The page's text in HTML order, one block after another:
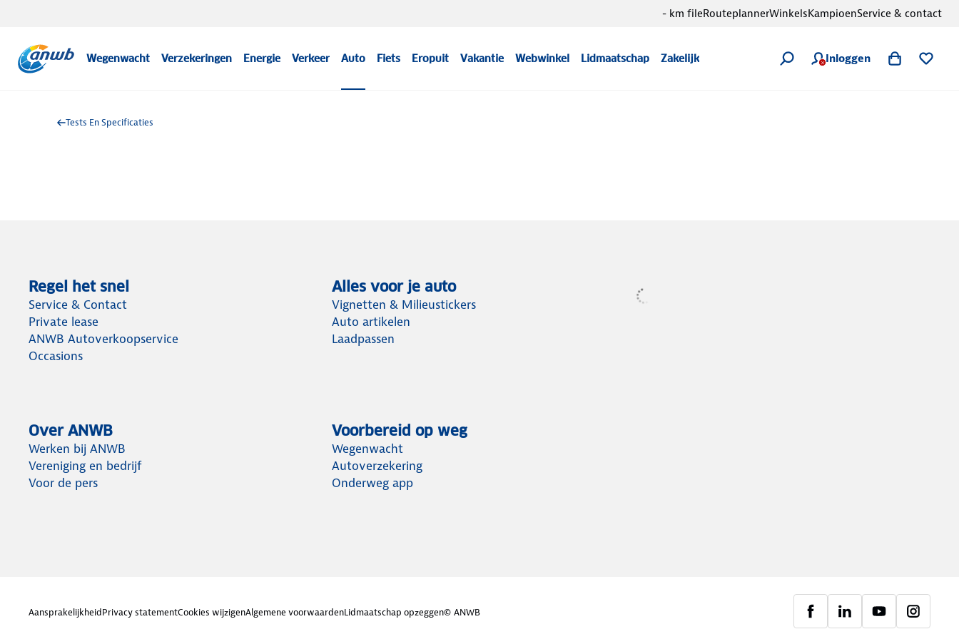
Wegenwacht Verzekeringen Energie Verkeer Auto Fiets Eropuit Vakantie Webwinkel Lidmaatschap Zakelijk Inloggen
- km fileRouteplannerWinkelsKampioenService & contact
Tests En Specificaties
Regel het snel
Service & Contact
Private lease
ANWB Autoverkoopservice
Occasions
Alles voor je auto
Vignetten & Milieustickers
Auto artikelen
Laadpassen
Over ANWB
Werken bij ANWB
Vereniging en bedrijf
Voor de pers
Voorbereid op weg
Wegenwacht
Autoverzekering
Onderweg app
AansprakelijkheidPrivacy statementCookies wijzigenAlgemene voorwaardenLidmaatschap opzeggen© ANWB